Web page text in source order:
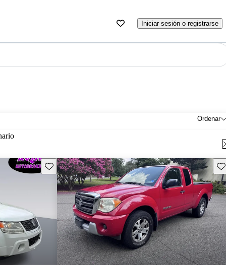
Iniciar sesión o registrarse
Ordenar
Guarda este Aviso